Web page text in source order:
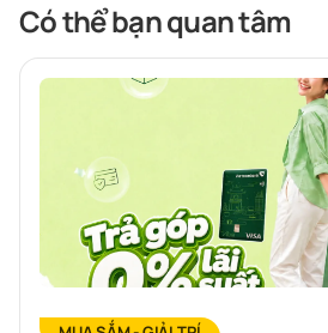
Có thể bạn quan tâm